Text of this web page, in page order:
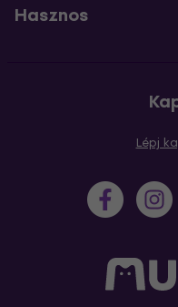
Hasznos
Lépj